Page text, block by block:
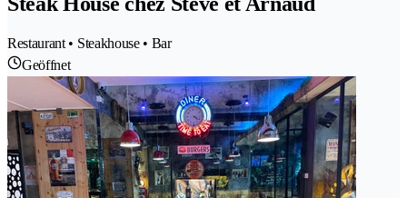
Restaurant • Steakhouse • Bar
Geöffnet